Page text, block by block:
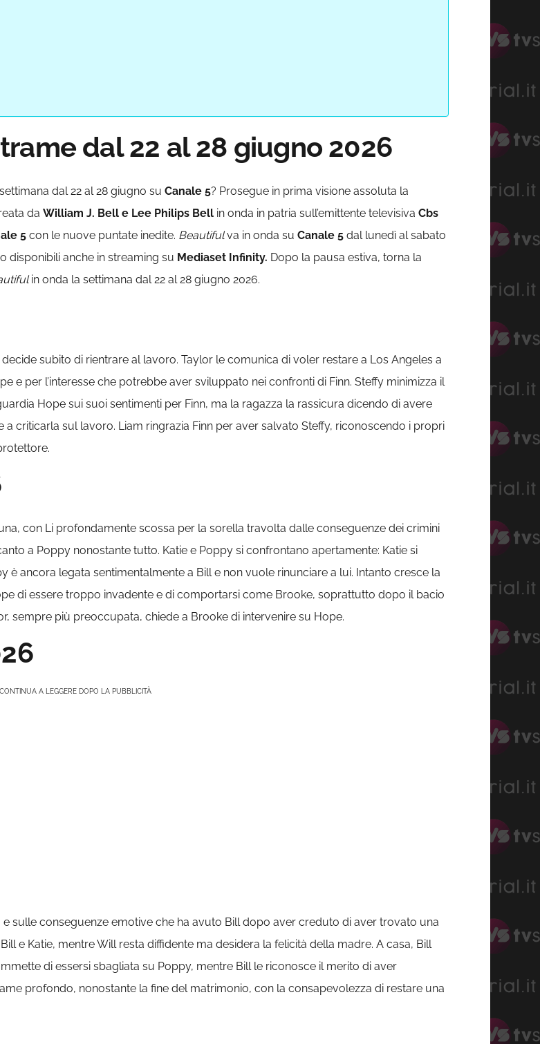
dal 22 al 28 giugno 2026
dal 22 al 28 giugno su Canale 5? Prosegue in prima visione assoluta la
da William J. Bell e Lee Philips Bell in onda in patria sull’emittente televisiva Cbs
5 con le nuove puntate inedite. Beautifulva in onda su Canale 5 dal lunedì al sabato
disponibili anche in streaming su Mediaset Infinity. Dopo la pausa estiva, torna la
in onda la settimana dal 22 al 28 giugno 2026.
subito di rientrare al lavoro. Taylor le comunica di voler restare a Los Angeles a
per l’interesse che potrebbe aver sviluppato nei confronti di Finn. Steffy minimizza il
Hope sui suoi sentimenti per Finn, ma la ragazza la rassicura dicendo di avere
criticarla sul lavoro. Liam ringrazia Finn per aver salvato Steffy, riconoscendo i propri
con Li profondamente scossa per la sorella travolta dalle conseguenze dei crimini
a Poppy nonostante tutto. Katie e Poppy si confrontano apertamente: Katie si
ancora legata sentimentalmente a Bill e non vuole rinunciare a lui. Intanto cresce la
di essere troppo invadente e di comportarsi come Brooke, soprattutto dopo il bacio
sempre più preoccupata, chiede a Brooke di intervenire su Hope.
CONTINUA A LEGGERE DOPO LA PUBBLICITÀ
e sulle conseguenze emotive che ha avuto Bill dopo aver creduto di aver trovato una
e Katie, mentre Will resta diffidente ma desidera la felicità della madre. A casa, Bill
di essersi sbagliata su Poppy, mentre Bill le riconosce il merito di aver
profondo, nonostante la fine del matrimonio, con la consapevolezza di restare una